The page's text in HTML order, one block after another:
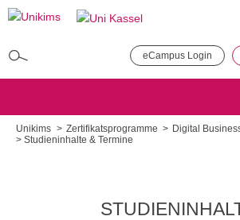
Direkt
eCampus Login
Bewerben Übersicht
Unikims Zertifikatsprogramme
Digital
Studieninhalte & Termine